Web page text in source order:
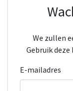
We zullen
Gebruik
E-mailadres